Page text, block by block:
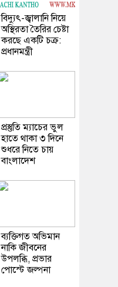
বিদ্যুৎ-জ্বালানি নিয়ে
অস্থিরতা তৈরির চেষ্টা
করছে একটি চক্র:
প্রধানমন্ত্রী
প্রস্তুতি ম্যাচের ভুল
হাতে থাকা ৩ দিনে
শুধরে নিতে চায়
বাংলাদেশ
ব্যক্তিগত অভিমান
নাকি জীবনের
উপলব্ধি, প্রভার
পোস্টে জল্পনা